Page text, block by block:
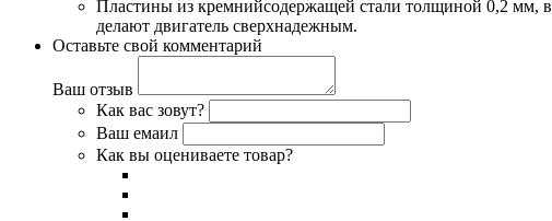
Пластины из кремнийсодержащей стали толщиной 0,2 мм,
делают двигатель сверхнадежным.
Оставьте свой комментарий
Ваш отзыв
Как вас зовут?
Ваш емаил
Как вы оцениваете товар?